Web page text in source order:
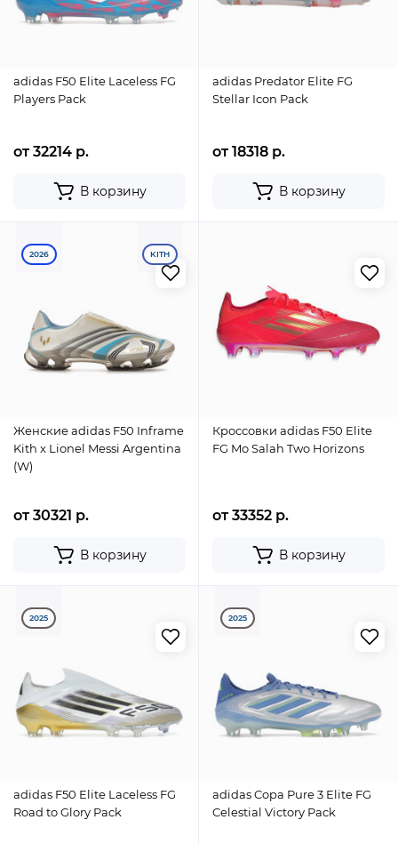
adidas F50 Elite Laceless FG
Players Pack
от 32214 р.
В корзину
adidas Predator Elite FG
Stellar Icon Pack
от 18318 р.
В корзину
KITH
2026
Женские adidas F50 Inframe
Kith x Lionel Messi Argentina
(W)
от 30321 р.
В корзину
Кроссовки adidas F50 Elite
FG Mo Salah Two Horizons
от 33352 р.
В корзину
2025
adidas F50 Elite Laceless FG
Road to Glory Pack
2025
adidas Copa Pure 3 Elite FG
Celestial Victory Pack